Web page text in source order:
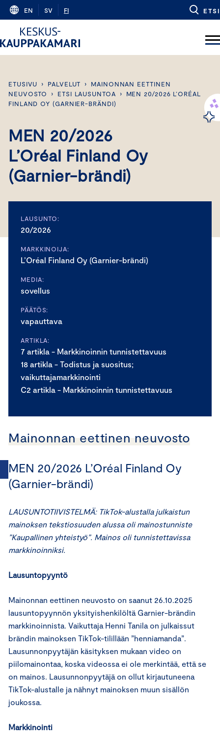
Skip
content
EN SV FI ETSI
ETUSIVU › PALVELUT ›
MAINONNAN EETTINEN
NEUVOSTO
› ETSI LAUSUNTOA ›
MEN 20/2026 L’ORÉAL
FINLAND OY (GARNIER-BRÄNDI)
MEN 20/2026
L’Oréal Finland Oy
(Garnier-brändi)
LAUSUNTO:
20/2026
MARKKINOIJA:
L’Oréal Finland Oy (Garnier-brändi)
MEDIA:
sovellus
PÄÄTÖS:
vapauttava
ARTIKLA:
7 artikla - Markkinoinnin tunnistettavuus
18 artikla - Todistus ja suositus;
vaikuttajamarkkinointi
C2 artikla - Markkinoinnin tunnistettavuus
Mainonnan eettinen neuvosto
MEN 20/2026 L’Oréal Finland Oy
(Garnier-brändi)
LAUSUNTOTIIVISTELMÄ: TikTok-alustalla julkaistun
mainoksen tekstiosuuden alussa oli mainostunniste
”Kaupallinen yhteistyö”. Mainos oli tunnistettavissa
markkinoinniksi.
Lausuntopyyntö
Mainonnan eettinen neuvosto on saanut 26.10.2025
lausuntopyynnön yksityishenkilöltä Garnier-brändin
markkinoinnista. Vaikuttaja Henni Tanila on julkaissut
brändin mainoksen TikTok-tilillään ”henniamanda”.
Lausunnonpyytäjän käsityksen mukaan video on
piilomainontaa, koska videossa ei ole merkintää, että se
on mainos. Lausunnonpyytäjä on ollut kirjautuneena
TikTok-alustalle ja nähnyt mainoksen muun sisällön
joukossa.
Markkinointi